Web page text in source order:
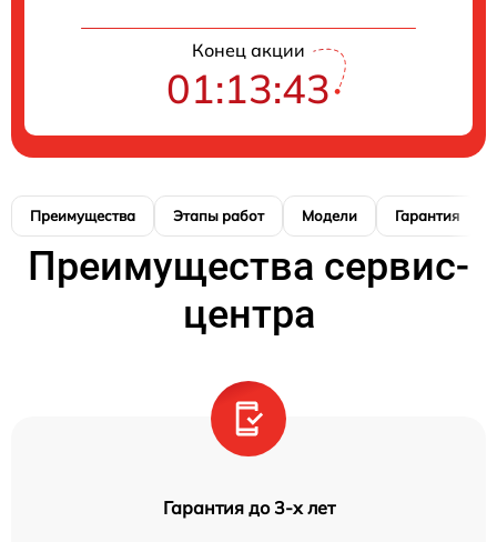
Конец акции
01:13:42
Преимущества Этапы работ Модели Гарантия
Преимущества сервис-
центра
Гарантия до 3-х лет